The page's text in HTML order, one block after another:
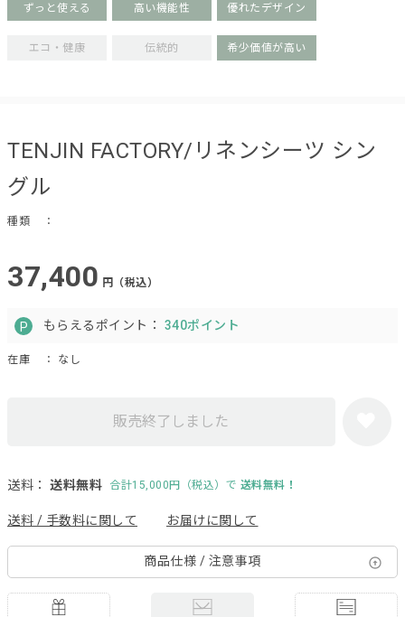
ずっと使える 高い機能性 優れたデザイン
エコ・健康 伝統的 希少価値が高い
TENJIN FACTORY/リネンシーツ シン
グル
種類 ：
37,400 円（税込）
もらえるポイント： 340ポイント
在庫 ： なし
販売終了しました
送料： 送料無料 合計15,000円（税込）で 送料無料！
送料 / 手数料に関して お届けに関して
商品仕様 / 注意事項